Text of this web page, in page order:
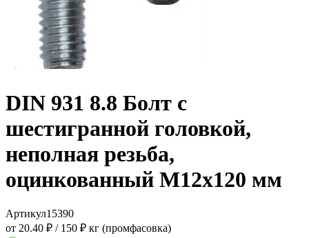
DIN 931 8.8 Болт с
шестигранной головкой,
неполная резьба,
оцинкованный M12x120 мм
Артикул15390
от 20.40 ₽ / 150 ₽ кг (промфасовка)